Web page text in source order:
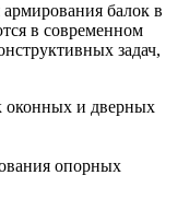
балок в
в современном
задач,
оконных и дверных
опорных